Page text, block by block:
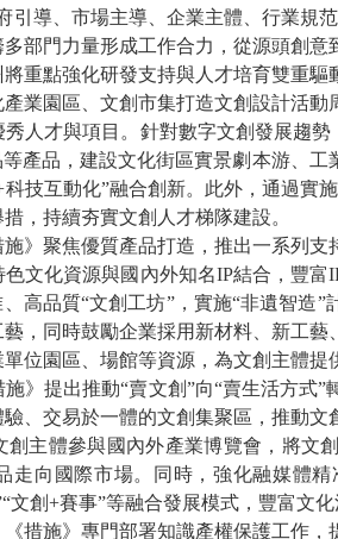
導、市場主導、企業主體、行業規范
部門力量形成工作合力，從源頭創意
點強化研發支持與人才培育雙重驅
業園區、文創市集打造文創設計活
人才與項目。針對數字文創發展趨
產品，建設文化街區實景劇本游、
技互動化”融合創新。此外，通過實
，持續夯實文創人才梯隊建設。
聚焦優質產品打造，推出一系列支
文化資源與國內外知名IP結合，豐
高品質“文創工坊”，實施“非遺智造
，同時鼓勵企業採用新材料、新工
位園區、場館等資源，為文創主體提
提出推動“賣文創”向“賣生活方式”
、交易於一體的文創集聚區，推動
創主體參與國內外產業博覽會，將文
走向國際市場。同時，強化融媒體
文創+賽事”等融合發展模式，豐富文化
施》專門部署知識產權保護工作，